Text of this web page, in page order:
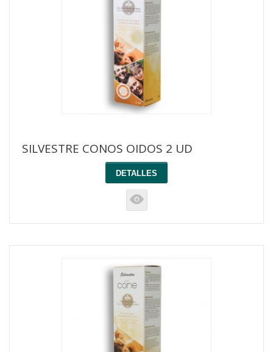
SILVESTRE CONOS OIDOS 2 UD
DETALLES
K